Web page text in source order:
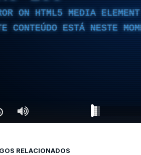
ON HTML5 MEDIA ELEMENT
CONTEÚDO ESTÁ NESTE
RELACIONADOS